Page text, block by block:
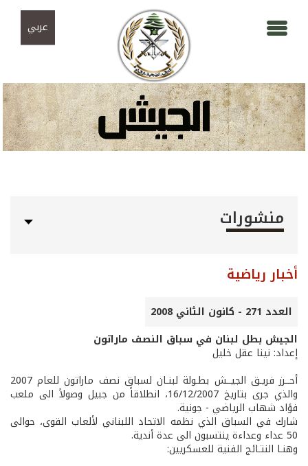
عربي
منشورات
أخبار رياضية
العدد 271 - كانون الثاني 2008
الجيش بطل لبنان في سباق النصف ماراتون
إعداد: نينا عقل خليل
أحــرز فريـق الجيــش بطـولة لبنـان لسباق نصف ماراتون للعام 2007
والذي جرى بتاريخ 16/12/2007، انطلاقاً من جبيل وصولاً الى ملعب
فؤاد شهاب الرياضي - جونية.
شارك في السباق الذي نظمه الاتحاد اللبناني لألعاب القوى، حوالى
50 عداء وعداءة ينتسبون الى عدة أندية.
وهنـا النتـائج الفنية للعسكريين: